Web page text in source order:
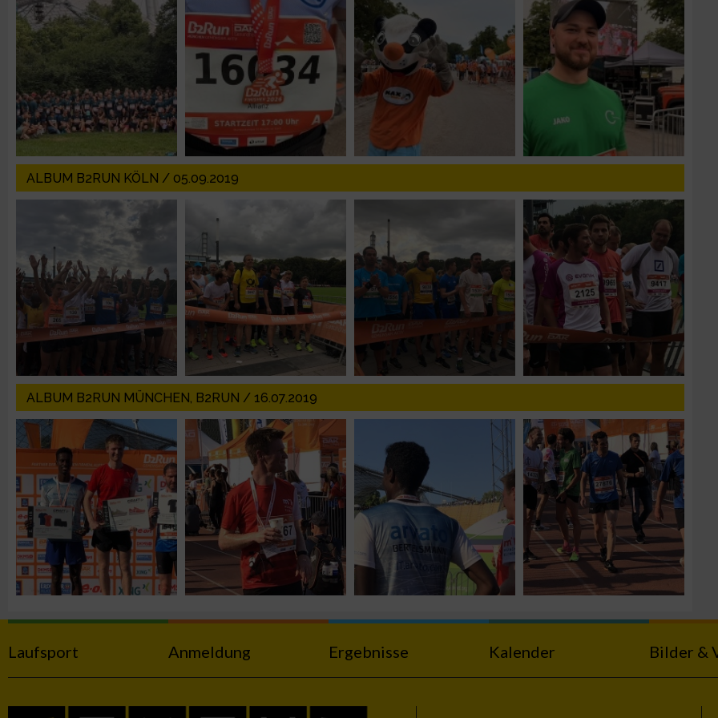
ALBUM B2RUN KÖLN / 05.09.2019
ALBUM B2RUN MÜNCHEN, B2RUN / 16.07.2019
Laufsport Anmeldung Ergebnisse Kalender Bilder &
Erstellung von Profilen zur Personalisierung von Inhalten
Verwendung von Profilen zur Auswahl personalisierter Inhalte
Messung der Werbeleistung
Messung der Performance von Inhalten
Analyse von Zielgruppen durch Statistiken oder Kombinationen von Daten aus
verschiedenen Quellen
Entwicklung und Verbesserung der Angebote
Verwendung reduzierter Daten zur Auswahl von Inhalten
IAB-Besonderheiten:
Verwendung genauer Standortdaten
Geräte anhand von aktiv angeforderten Informationen identifizieren
Nicht-IAB-Verarbeitungszwecke:
Notwendig
Performance
Funktional